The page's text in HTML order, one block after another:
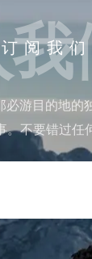
订阅我
游目的地
。不要错过